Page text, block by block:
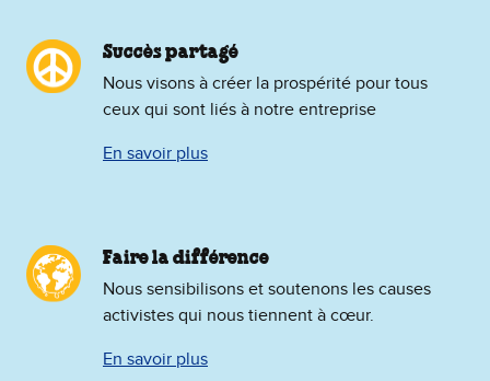
Succès partagé
Nous visons à créer la prospérité pour tous
ceux qui sont liés à notre entreprise
En savoir plus
Faire la différence
Nous sensibilisons et soutenons les causes
activistes qui nous tiennent à cœur.
En savoir plus